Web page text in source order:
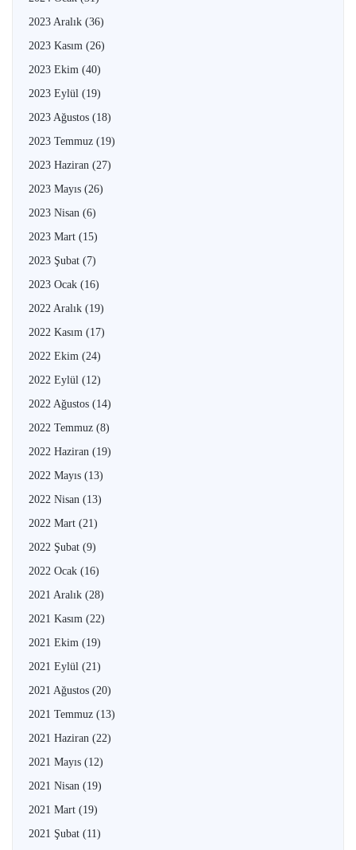
2023 Aralık (36)
2023 Kasım (26)
2023 Ekim (40)
2023 Eylül (19)
2023 Ağustos (18)
2023 Temmuz (19)
2023 Haziran (27)
2023 Mayıs (26)
2023 Nisan (6)
2023 Mart (15)
2023 Şubat (7)
2023 Ocak (16)
2022 Aralık (19)
2022 Kasım (17)
2022 Ekim (24)
2022 Eylül (12)
2022 Ağustos (14)
2022 Temmuz (8)
2022 Haziran (19)
2022 Mayıs (13)
2022 Nisan (13)
2022 Mart (21)
2022 Şubat (9)
2022 Ocak (16)
2021 Aralık (28)
2021 Kasım (22)
2021 Ekim (19)
2021 Eylül (21)
2021 Ağustos (20)
2021 Temmuz (13)
2021 Haziran (22)
2021 Mayıs (12)
2021 Nisan (19)
2021 Mart (19)
2021 Şubat (11)